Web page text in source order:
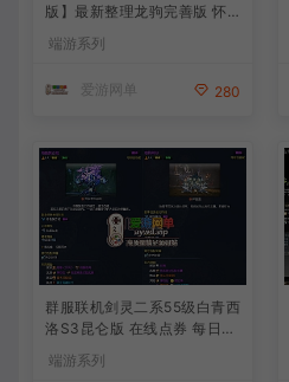
版】最新整理龙驹完善版 怀
发物品装备 虚拟机一键端 视
端游系列
爱游网单 280
群服联机剑灵二系55级白青西
洛S3昆仑版 在线点券 每日礼
包 复古玩法
端游系列